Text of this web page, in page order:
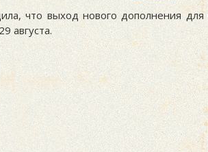
что выход нового дополнения для
августа.